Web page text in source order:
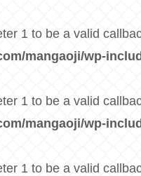
1 to be a valid
mangaoji/wp-
1 to be a valid
mangaoji/wp-
1 to be a valid